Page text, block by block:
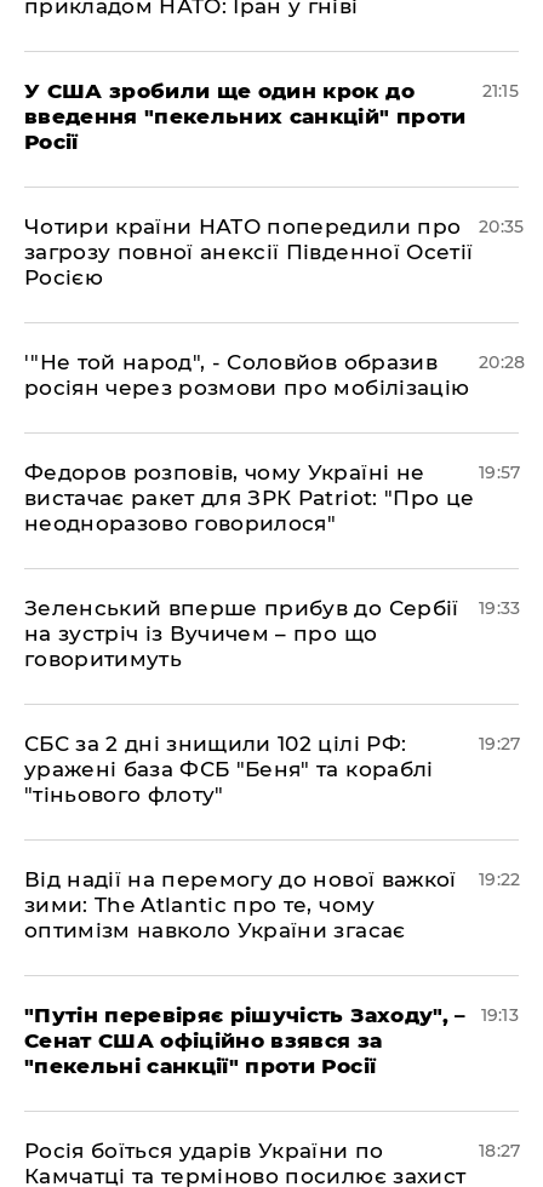
прикладом НАТО: Іран у гніві
​У США зробили ще один крок до
введення "пекельних санкцій" проти
Росії
21:15
​Чотири країни НАТО попередили про
загрозу повної анексії Південної Осетії
Росією
20:35
​'"Не той народ", - Соловйов образив
росіян через розмови про мобілізацію
20:28
​Федоров розповів, чому Україні не
вистачає ракет для ЗРК Patriot: "Про це
неодноразово говорилося"
19:57
​Зеленський вперше прибув до Сербії
на зустріч із Вучичем – про що
говоритимуть
19:33
​СБС за 2 дні знищили 102 цілі РФ:
уражені база ФСБ "Беня" та кораблі
"тіньового флоту"
19:27
​Від надії на перемогу до нової важкої
зими: The Atlantic про те, чому
оптимізм навколо України згасає
19:22
​"Путін перевіряє рішучість Заходу", –
Сенат США офіційно взявся за
"пекельні санкції" проти Росії
19:13
​Росія боїться ударів України по
Камчатці та терміново посилює захист
18:27